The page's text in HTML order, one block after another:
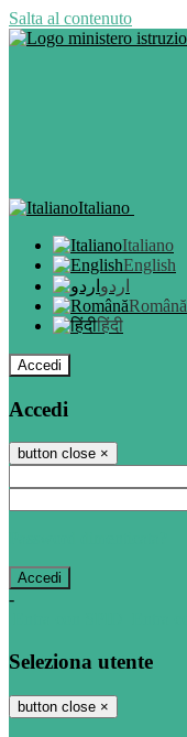
Salta al contenuto
Italiano
Italiano
English
اردو
Română
हिंदी
Accedi
Accedi
button close ×
-
Seleziona utente
button close ×